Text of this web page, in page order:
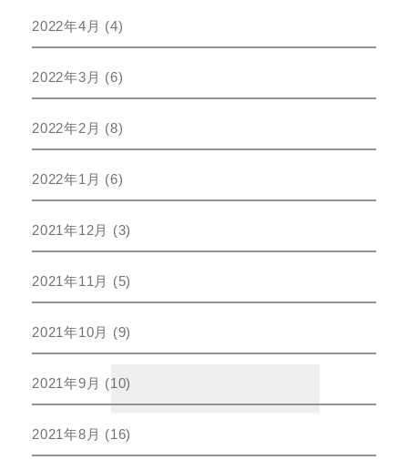
2022年4月 (4)
2022年3月 (6)
2022年2月 (8)
2022年1月 (6)
2021年12月 (3)
2021年11月 (5)
2021年10月 (9)
2021年9月 (10)
2021年8月 (16)